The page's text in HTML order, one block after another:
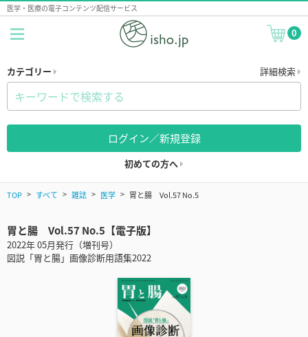
医学・医療の電子コンテンツ配信サービス
0
カテゴリー 詳細検索
ログイン／新規登録
初めての方へ
TOP すべて 雑誌 医学 胃と腸 Vol.57 No.5
胃と腸 Vol.57 No.5【電子版】
2022年 05月発行（増刊号）
図説「胃と腸」画像診断用語集2022